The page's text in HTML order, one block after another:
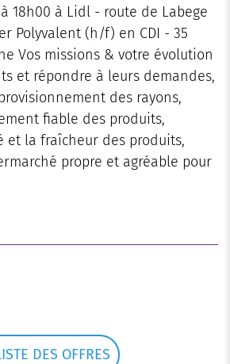
18h00 à Lidl - route de Labege
Polyvalent (h/f) en CDI - 35
Vos missions & votre évolution
et répondre à leurs demandes,
des rayons,
fiable des produits,
et la fraîcheur des produits,
propre et agréable pour
DES OFFRES